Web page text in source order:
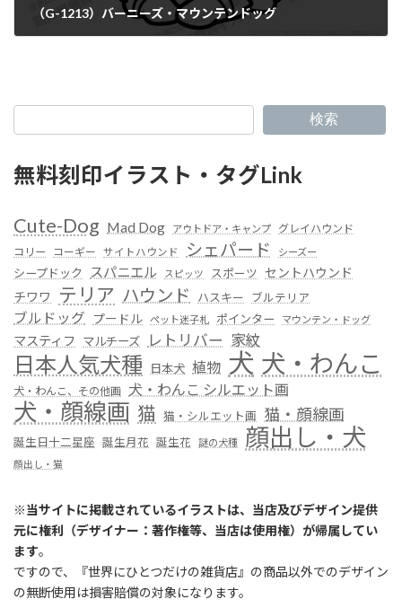
（G-1213）バーニーズ・マウンテンドッグ
検索
無料刻印イラスト・タグLink
Cute-Dog Mad Dog アウトドア・キャンプ
グレイハウンド
コリー
コーギー サイトハウンド シェパード シーズー
シープドック スパニエル スピッツ スポーツ セントハウンド
チワワ
テリア ハウンド ハスキー ブルテリア
ブルドッグ プードル ペット迷子札 ポインター マウンテン・ドッグ
マスティフ マルチーズ レトリバー 家紋
日本人気犬種 日本犬 植物 犬 犬・わんこ
犬・わんこ、その他画 犬・わんこ シルエット画
犬・顔線画 猫 猫・シルエット画 猫・顔線画
誕生日十二星座 誕生月花 誕生花 謎の犬種 顔出し・犬
顔出し・猫
※当サイトに掲載されているイラストは、当店及びデザイン提供
元に権利（デザイナー：著作権等、当店は使用権）が帰属してい
ます。
ですので、『世界にひとつだけの雑貨店』の商品以外でのデザイン
の無断使用は損害賠償の対象になります。